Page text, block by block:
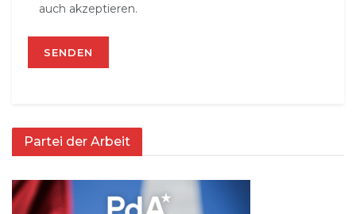
auch akzeptieren.
Partei der Arbeit